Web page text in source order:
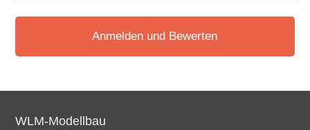
Anmelden und Bewerten
WLM-Modellbau